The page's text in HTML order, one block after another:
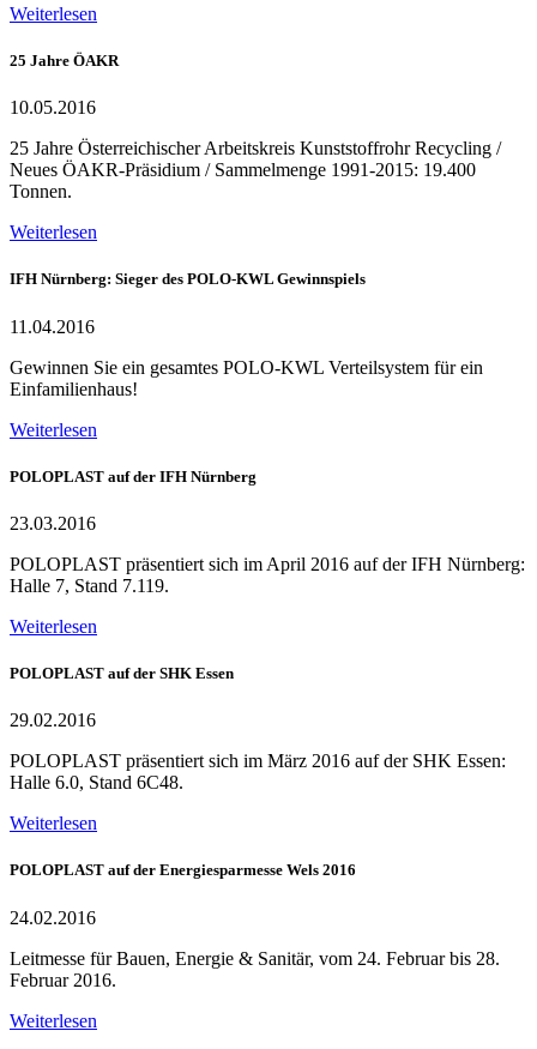
Weiterlesen
25 Jahre ÖAKR
10.05.2016
25 Jahre Österreichischer Arbeitskreis Kunststoffrohr Recycling /
Neues ÖAKR-Präsidium / Sammelmenge 1991-2015: 19.400
Tonnen.
Weiterlesen
IFH Nürnberg: Sieger des POLO-KWL Gewinnspiels
11.04.2016
Gewinnen Sie ein gesamtes POLO-KWL Verteilsystem für ein
Einfamilienhaus!
Weiterlesen
POLOPLAST auf der IFH Nürnberg
23.03.2016
POLOPLAST präsentiert sich im April 2016 auf der IFH Nürnberg:
Halle 7, Stand 7.119.
Weiterlesen
POLOPLAST auf der SHK Essen
29.02.2016
POLOPLAST präsentiert sich im März 2016 auf der SHK Essen:
Halle 6.0, Stand 6C48.
Weiterlesen
POLOPLAST auf der Energiesparmesse Wels 2016
24.02.2016
Leitmesse für Bauen, Energie & Sanitär, vom 24. Februar bis 28.
Februar 2016.
Weiterlesen